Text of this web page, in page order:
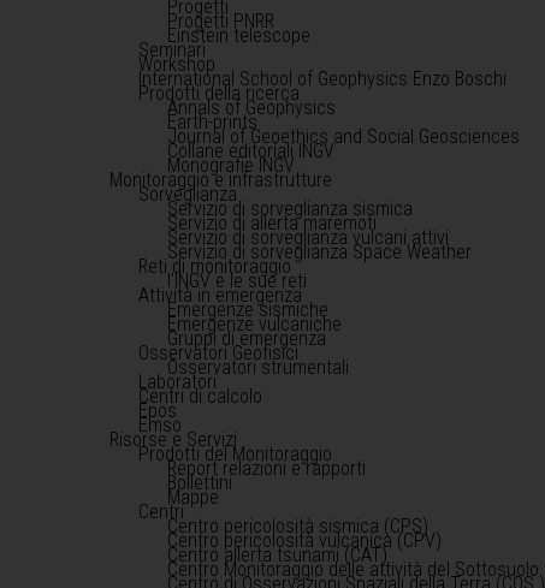
Progetti
Progetti PNRR
Einstein telescope
Seminari
Workshop
International School of Geophysics Enzo Boschi
Prodotti della ricerca
Annals of Geophysics
Earth-prints
Journal of Geoethics and Social Geosciences
Collane editoriali INGV
Monografie INGV
Monitoraggio e infrastrutture
Sorveglianza
Servizio di sorveglianza sismica
Servizio di allerta maremoti
Servizio di sorveglianza vulcani attivi
Servizio di sorveglianza Space Weather
Reti di monitoraggio
l'INGV e le sue reti
Attività in emergenza
Emergenze sismiche
Emergenze vulcaniche
Gruppi di emergenza
Osservatori Geofisici
Osservatori strumentali
Laboratori
Centri di calcolo
Epos
Emso
Risorse e Servizi
Prodotti del Monitoraggio
Report relazioni e rapporti
Bollettini
Mappe
Centri
Centro pericolosità sismica (CPS)
Centro pericolosità vulcanica (CPV)
Centro allerta tsunami (CAT)
Centro Monitoraggio delle attività del Sottosuolo